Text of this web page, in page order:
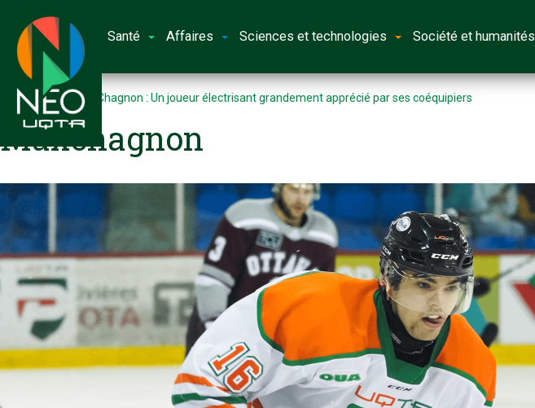
Santé Affaires Sciences et technologies Société et humanités
Accueil Maxime Chagnon : Un joueur électrisant grandement apprécié par ses coéquipiers
Maxchagnon